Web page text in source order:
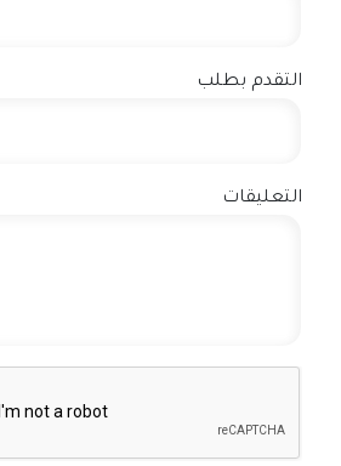
التقدم بطلب
التعليقات